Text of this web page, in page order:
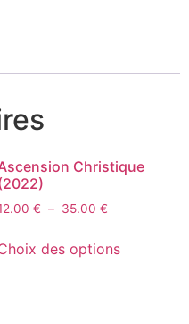
Christique
€ – 35.00 €
des options